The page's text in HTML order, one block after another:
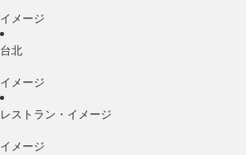
イメージ
台北
イメージ
レストラン・イメージ
イメージ